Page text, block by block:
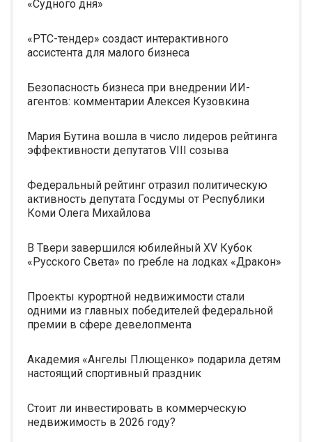
«Судного дня»
«РТС-тендер» создаст интерактивного
ассистента для малого бизнеса
Безопасность бизнеса при внедрении ИИ-
агентов: комментарии Алексея Кузовкина
Мария Бутина вошла в число лидеров рейтинга
эффективности депутатов VIII созыва
Федеральный рейтинг отразил политическую
активность депутата Госдумы от Республики
Коми Олега Михайлова
В Твери завершился юбилейный XV Кубок
«Русского Света» по гребле на лодках «Дракон»
Проекты курортной недвижимости стали
одними из главных победителей федеральной
премии в сфере девелопмента
Академия «Ангелы Плющенко» подарила детям
настоящий спортивный праздник
Стоит ли инвестировать в коммерческую
недвижимость в 2026 году?